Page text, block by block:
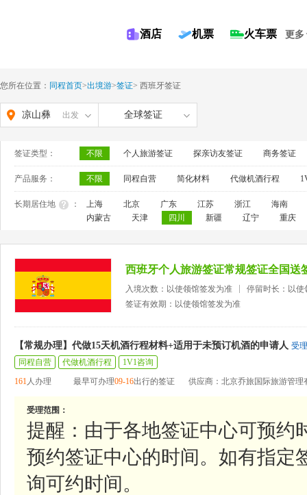
酒店 机票 火车票 更多
您所在位置： 同程首页>出境游>签证> 西班牙签证
凉山彝 出发 全球签证
签证类型： 不限 个人旅游签证 探亲访友签证 商务签证
产品服务： 不限 同程自营 简化材料 代做机酒行程
长期居住地 ： 上海 北京 广东 江苏 浙江
海南
内蒙古
天津 四川 新疆 辽宁 重庆
西班牙个人旅游签证常规签证全国送
入境次数：以使领馆签发为准
停留时长：以使
签证有效期：以使领馆签发为准
【常规办理】代做15天机酒行程材料+适用于未预订机酒的申请人 受
同程自营
代做机酒行程
1V1咨询
161人办理 最早可办理09-16出行的签证 供应商：北京乔旅国际旅游管理
受理范围：
提醒：由于各地签证中心可预约
预约签证中心的时间。如有指定
询可约时间。